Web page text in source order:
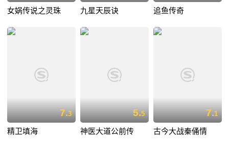
女娲传说之灵珠 九星天辰诀 追鱼传奇
7.3
精卫填海
5.5
神医大道公前传
7.1
古今大战秦俑情